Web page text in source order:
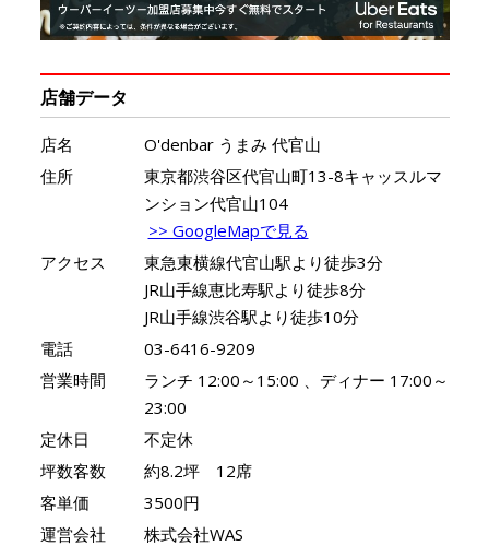
店舗データ
店名
O'denbar うまみ 代官山
住所
東京都渋谷区代官山町13-8キャッスルマ
ンション代官山104
>> GoogleMapで見る
アクセス
東急東横線代官山駅より徒歩3分
JR山手線恵比寿駅より徒歩8分
JR山手線渋谷駅より徒歩10分
電話
03-6416-9209
営業時間
ランチ 12:00～15:00 、ディナー 17:00～
23:00
定休日
不定休
坪数客数
約8.2坪 12席
客単価
3500円
運営会社
株式会社WAS